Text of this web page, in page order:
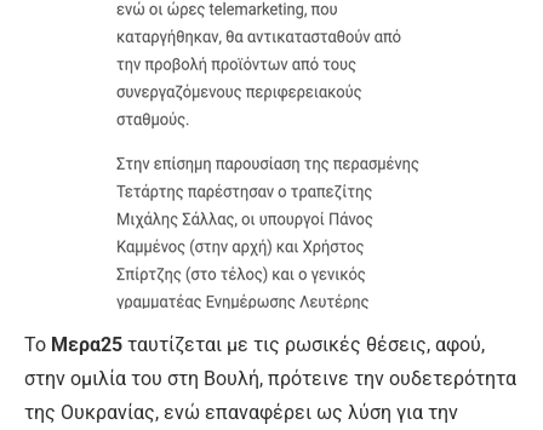
Το Μερα25 ταυτίζεται με τις ρωσικές θέσεις, αφού,
στην ομιλία του στη Βουλή, πρότεινε την ουδετερότητα
της Ουκρανίας, ενώ επαναφέρει ως λύση για την